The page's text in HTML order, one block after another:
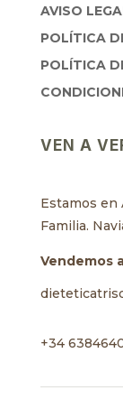
AVISO
POLÍTICA
POLÍTICA
VEN A
Estamos en
Familia.
Vendemos
+34